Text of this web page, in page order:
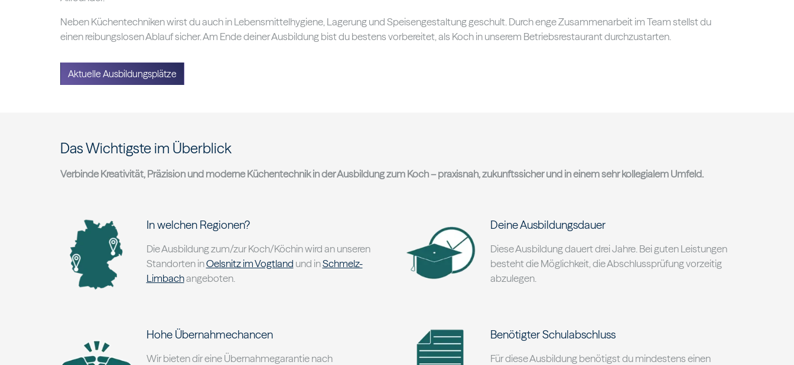
Neben Küchentechniken wirst du auch in Lebensmittelhygiene, Lagerung und Speisengestaltung geschult. Durch enge Zusammenarbeit im Team stellst du
einen reibungslosen Ablauf sicher. Am Ende deiner Ausbildung bist du bestens vorbereitet, als Koch in unserem Betriebsrestaurant durchzustarten.
Aktuelle Ausbildungsplätze
Das Wichtigste im Überblick
Verbinde Kreativität, Präzision und moderne Küchentechnik in der Ausbildung zum Koch – praxisnah, zukunftssicher und in einem sehr kollegialem Umfeld.
In welchen Regionen?
Die Ausbildung zum/zur Koch/Köchin wird an unseren
Standorten inOelsnitz im Vogtland und inSchmelz-
Limbachangeboten.
Deine Ausbildungsdauer
Diese Ausbildung dauert drei Jahre. Bei guten Leistungen
besteht die Möglichkeit, die Abschlussprüfung vorzeitig
abzulegen.
Hohe Übernahmechancen
Wir bieten dir eine Übernahmegarantie nach
Benötigter Schulabschluss
Für diese Ausbildung benötigst du mindestens einen